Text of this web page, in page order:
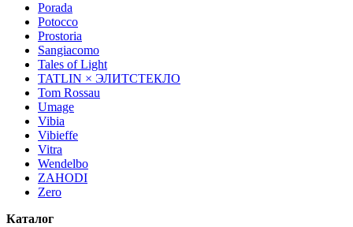
Porada
Potocco
Prostoria
Sangiacomo
Tales of Light
TATLIN × ЭЛИТСТЕКЛО
Tom Rossau
Umage
Vibia
Vibieffe
Vitra
Wendelbo
ZAHODI
Zero
Каталог